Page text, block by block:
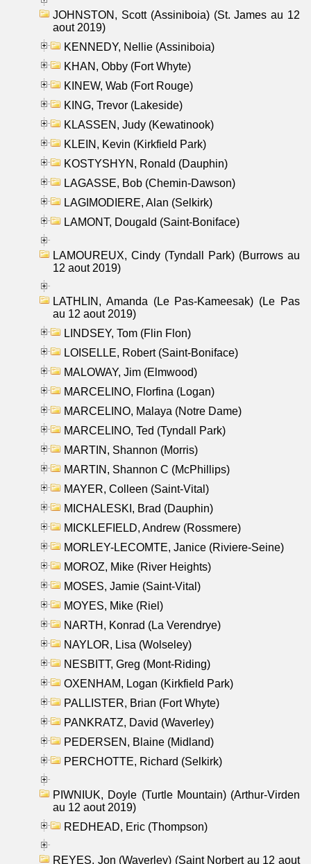
JOHNSTON, Scott (Assiniboia) (St. James au 12
aout 2019)
KENNEDY, Nellie (Assiniboia)
KHAN, Obby (Fort Whyte)
KINEW, Wab (Fort Rouge)
KING, Trevor (Lakeside)
KLASSEN, Judy (Kewatinook)
KLEIN, Kevin (Kirkfield Park)
KOSTYSHYN, Ronald (Dauphin)
LAGASSE, Bob (Chemin-Dawson)
LAGIMODIERE, Alan (Selkirk)
LAMONT, Dougald (Saint-Boniface)
LAMOUREUX, Cindy (Tyndall Park) (Burrows au
12 aout 2019)
LATHLIN, Amanda (Le Pas-Kameesak) (Le Pas
au 12 aout 2019)
LINDSEY, Tom (Flin Flon)
LOISELLE, Robert (Saint-Boniface)
MALOWAY, Jim (Elmwood)
MARCELINO, Florfina (Logan)
MARCELINO, Malaya (Notre Dame)
MARCELINO, Ted (Tyndall Park)
MARTIN, Shannon (Morris)
MARTIN, Shannon C (McPhillips)
MAYER, Colleen (Saint-Vital)
MICHALESKI, Brad (Dauphin)
MICKLEFIELD, Andrew (Rossmere)
MORLEY-LECOMTE, Janice (Riviere-Seine)
MOROZ, Mike (River Heights)
MOSES, Jamie (Saint-Vital)
MOYES, Mike (Riel)
NARTH, Konrad (La Verendrye)
NAYLOR, Lisa (Wolseley)
NESBITT, Greg (Mont-Riding)
OXENHAM, Logan (Kirkfield Park)
PALLISTER, Brian (Fort Whyte)
PANKRATZ, David (Waverley)
PEDERSEN, Blaine (Midland)
PERCHOTTE, Richard (Selkirk)
PIWNIUK, Doyle (Turtle Mountain) (Arthur-Virden
au 12 aout 2019)
REDHEAD, Eric (Thompson)
REYES, Jon (Waverley) (Saint Norbert au 12 aout